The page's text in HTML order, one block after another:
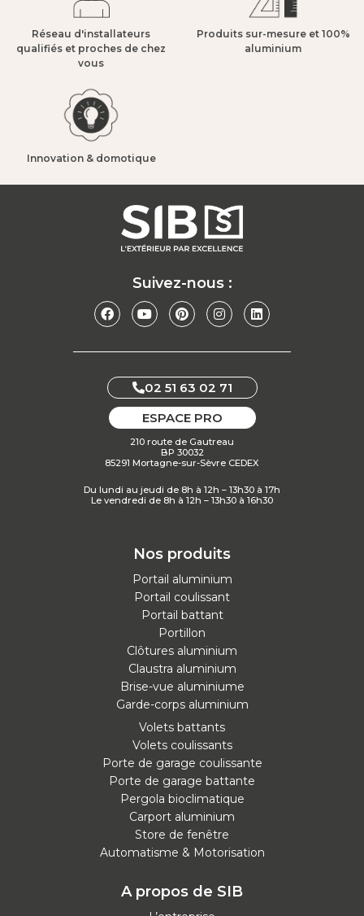
Réseau d'installateurs
qualifiés et proches de chez
vous​
Produits sur-mesure et 100%
aluminium​
Innovation & domotique​
Suivez-nous :
02 51 63 02 71
ESPACE PRO
210 route de Gautreau
BP 30032
85291 Mortagne-sur-Sèvre CEDEX
Du lundi au jeudi de 8h à 12h – 13h30 à 17h
Le vendredi de 8h à 12h – 13h30 à 16h30
Nos produits
Portail aluminium
Portail coulissant
Portail battant
Portillon
Clôtures aluminium
Claustra aluminium
Brise-vue aluminiume
Garde-corps aluminium
Volets battants
Volets coulissants
Porte de garage coulissante
Porte de garage battante
Pergola bioclimatique
Carport aluminium
Store de fenêtre
Automatisme & Motorisation
A propos de SIB